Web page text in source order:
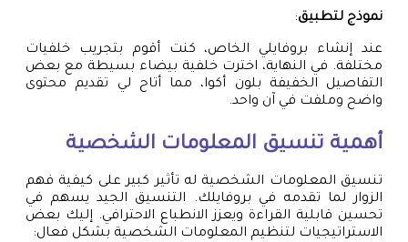
نموذج لتطبيق:
عند إنشاء بروفايلي الخاص، كنت أقوم بتجريب خلفيات
مختلفة. في النهاية، اخترت خلفية بيضاء بسيطة مع بعض
التفاصيل الخفيفة بلون أكوا، مما أتاح لي تقديم محتوى
واضح وملفت في آن واحد.
أهمية تنسيق المعلومات الشخصية
تنسيق المعلومات الشخصية له تأثير كبير على كيفية فهم
الزوار لما تقدمه في بروفايلك. التنسيق الجيد يسهم في
تحسين قابلية القراءة ويعزز الانطباع الاحترافي. إليك بعض
الاستراتيجيات لتنظيم المعلومات الشخصية بشكل فعال: